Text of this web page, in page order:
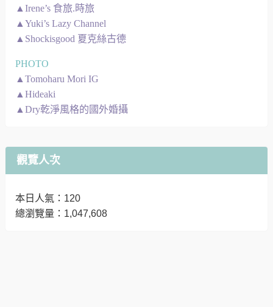
▲Irene’s 食旅.時旅
▲Yuki’s Lazy Channel
▲Shockisgood 夏克絲古德
PHOTO
▲Tomoharu Mori IG
▲Hideaki
▲Dry乾淨風格的國外婚攝
觀覽人次
本日人氣：120
總瀏覽量：1,047,608